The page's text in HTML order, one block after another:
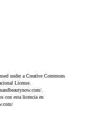
under a Creative Commons
License.
.
con esta licencia en